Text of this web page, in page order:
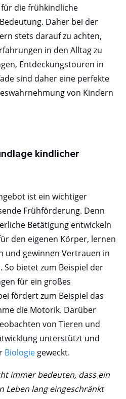
die frühkindliche
Daher bei der
stets darauf zu achten,
in den Alltag zu
Entdeckungstouren in
sind daher eine perfekte
von Kindern
kindlicher
ist ein wichtiger
Frühförderung. Denn
Betätigung entwickeln
den eigenen Körper, lernen
und gewinnen Vertrauen in
So bietet zum Beispiel der
für ein großes
fördert zum Beispiel das
die Motorik. Darüber
von Tieren und
unterstützt und
Biologie geweckt.
immer bedeuten, dass ein
Leben lang eingeschränkt